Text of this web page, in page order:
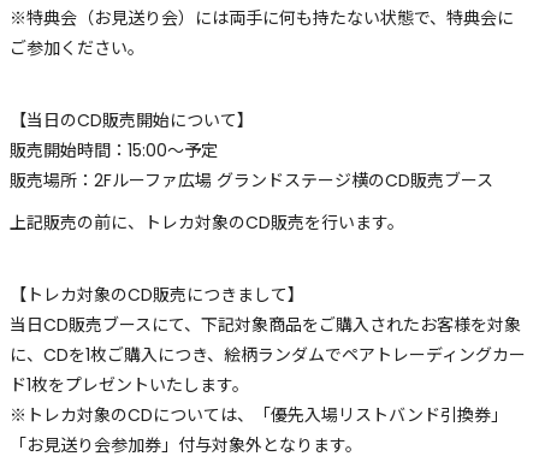
※特典会（お見送り会）には両手に何も持たない状態で、特典会に
ご参加ください。
【当日のCD販売開始について】
販売開始時間：15:00～予定
販売場所：2Fルーファ広場 グランドステージ横のCD販売ブース
上記販売の前に、トレカ対象のCD販売を行います。
【トレカ対象のCD販売につきまして】
当日CD販売ブースにて、下記対象商品をご購入されたお客様を対象
に、CDを1枚ご購入につき、絵柄ランダムでペアトレーディングカー
ド1枚をプレゼントいたします。
※トレカ対象のCDについては、「優先入場リストバンド引換券」
「お見送り会参加券」付与対象外となります。